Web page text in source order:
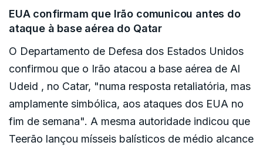
EUA confirmam que Irão comunicou antes do
ataque à base aérea do Qatar
O Departamento de Defesa dos Estados Unidos
confirmou que o Irão atacou a base aérea de Al
Udeid , no Catar, "numa resposta retaliatória, mas
amplamente simbólica, aos ataques dos EUA no
fim de semana". A mesma autoridade indicou que
Teerão lançou mísseis balísticos de médio alcance